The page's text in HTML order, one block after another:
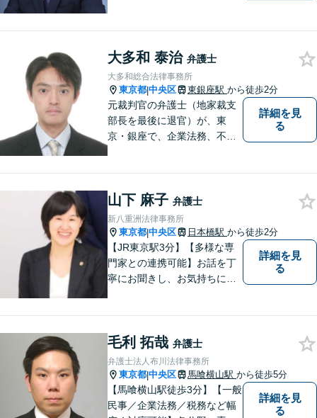
償請求/調査力と交渉力に自信
があります【完全個室で対
応】【WEB面談可能】
大多和 泰治 弁護士
大多和総合法律事務所
東京都|中央区 東銀座駅 から徒歩2分
元裁判官の弁護士（地家裁支
部長を最後に退官）が、東
京・銀座で、企業法務、不動
業務を取り扱っている事務所
です。 実務経験は２７年（裁
判官７年、弁護士２０年）で
す。
詳細を見
る
山下 麻子 弁護士
新八重洲法律事務所
東京都|中央区 日本橋駅 から徒歩2分
【JR東京駅3分】【多様な専
門家との連携可能】お話を丁
寧にお聞きし、お気持ちに寄
ずに、ぜひお早めにご相談く
ださい。
詳細を見
る
毛利 拓哉 弁護士
弁護士法人布川法律事務所
東京都|中央区 馬喰横山駅 から徒歩5分
【馬喰横山駅徒歩3分】【一般
民事／企業法務／税務など幅
詳細を見
る